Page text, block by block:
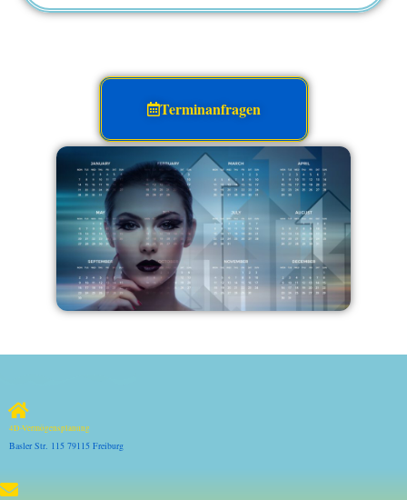
Terminanfragen
4D-Vermögensplanung
Basler Str. 115 79115 Freiburg